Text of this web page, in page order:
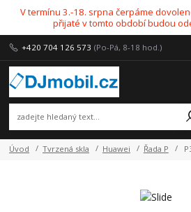
V termínu 3.-18. srpna čerpáme
přijaté v tomto období budou
+420 704 126 573 (Po-Pá, 8-18 hod.)
Úvod Tvrzená skla Huawei Řada P